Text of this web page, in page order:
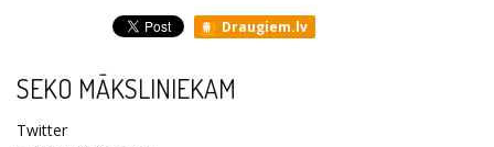
Draugiem.lv
SEKO MĀKSLINIEKAM
Twitter